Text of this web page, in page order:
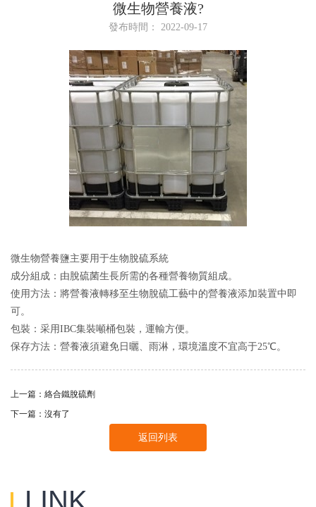
微生物營養液?
發布時間： 2022-09-17
微生物營養鹽主要用于生物脫硫系統
成分組成：由脫硫菌生長所需的各種營養物質組成。
使用方法：將營養液轉移至生物脫硫工藝中的營養液添加裝置中即
可。
包裝：采用IBC集裝噸桶包裝，運輸方便。
保存方法：營養液須避免日曬、雨淋，環境溫度不宜高于25℃。
上一篇： 絡合鐵脫硫劑
下一篇：沒有了
返回列表
LINK